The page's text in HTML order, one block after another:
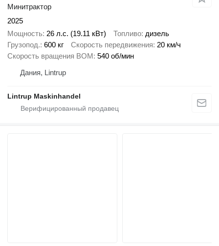
Минитрактор
2025
Мощность 26 л.с. (19.11 кВт) Топливо дизель
Грузопод. 600 кг Скорость передвижения 20 км/ч
Скорость вращения ВОМ 540 об/мин
Дания, Lintrup
Lintrup Maskinhandel